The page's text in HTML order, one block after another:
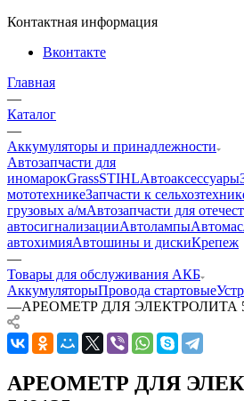
Контактная информация
Вконтакте
Главная
—
Каталог
—
Аккумуляторы и принадлежности
Автозапчасти для
иномарокGrassSTIHLАвтоаксессуары
мототехникеЗапчасти к
грузовых а/мАвтозапчасти для
автосигнализацииАвтолампы
автохимияАвтошины и дискиКрепеж
—
Товары для обслуживания АКБ
АккумуляторыПровода стартовые
—АРЕОМЕТР ДЛЯ ЭЛЕКТРОЛИТА
АРЕОМЕТР ДЛЯ